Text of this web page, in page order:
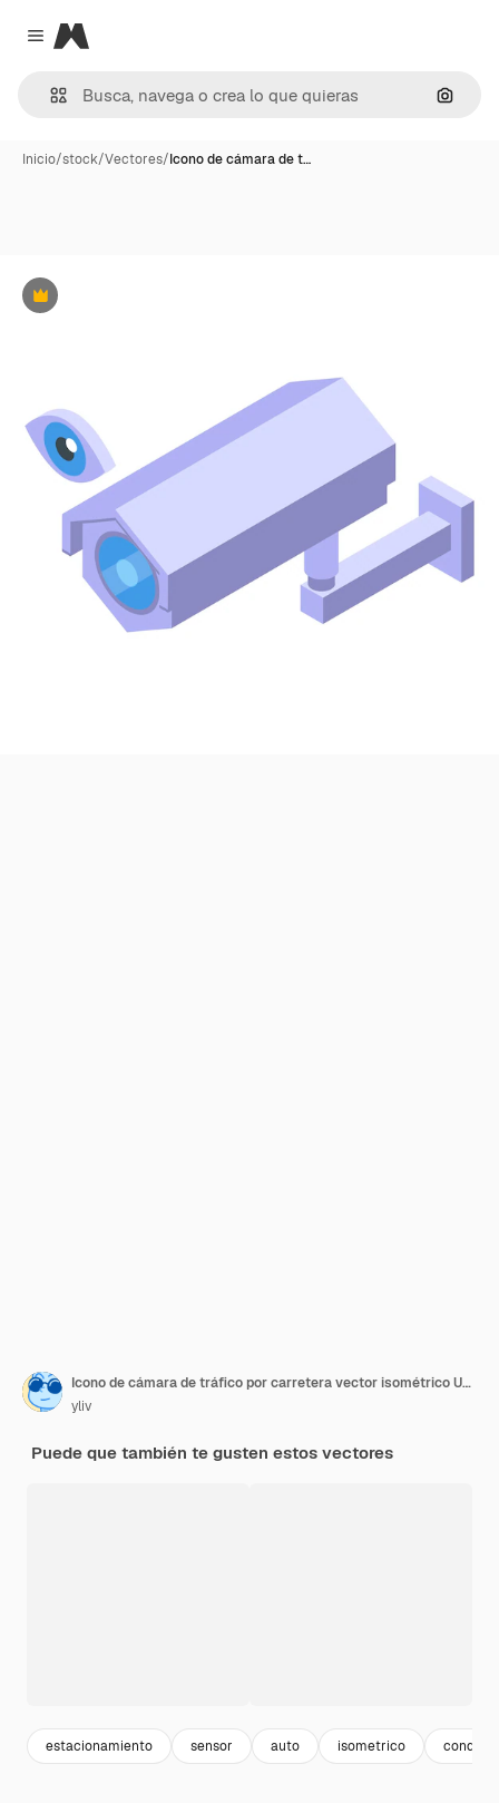
Close menu
Magnific
Inicio/stock/Vectores/Icono de cámara de t…
Premium
Icono de cámara de tráfico por carretera vector isométrico Unidad de coche Sensor inteligente
yliv
Puede que también te gusten estos vectores
estacionamiento sensor auto isometrico